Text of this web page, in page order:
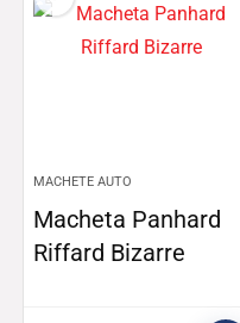
MACHETE AUTO
Macheta Panhard
Riffard Bizarre